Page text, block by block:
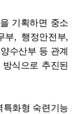
기획하면 중소
부, 행정안전부,
수산부 등 관계
식으로 추진된
특화형 숙련기능